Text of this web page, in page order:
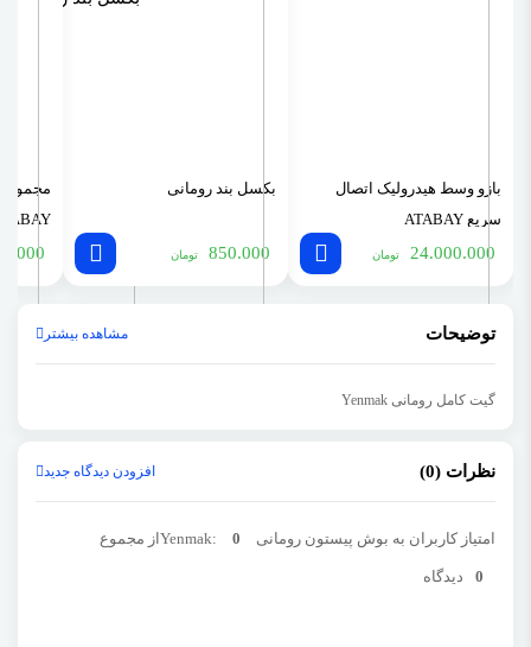
بازو وسط هیدرولیک اتصال
سریع ATABAY
24.000.000 تومان
بکسل بند رومانی
850.000 تومان
توضیحات مشاهده بیشتر
گیت کامل رومانی Yenmak
نظرات (0) افزودن دیدگاه جدید
امتیاز کاربران به بوش پیستون رومانی Yenmak: 0 از مجموع
0 دیدگاه